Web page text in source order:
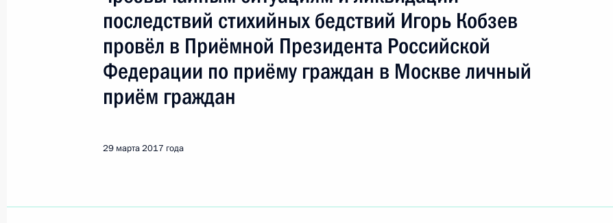
Поиск по руководителю, географии и тематике
Все руководители, регионы, города и темы
Кобзев Игорь Иванович
29 марта 2017 года, среда
последствий стихийных бедствий Игорь Кобзев
провёл в Приёмной Президента Российской
Федерации по приёму граждан в Москве личный
приём граждан
29 марта 2017 года